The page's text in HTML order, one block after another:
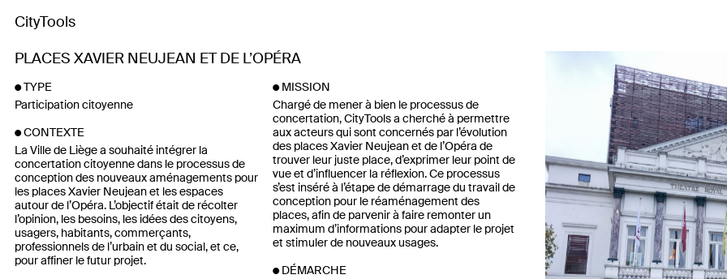
CityTools
PLACES XAVIER NEUJEAN ET DE L’OPÉRA
TYPE
Participation citoyenne
CONTEXTE
La Ville de Liège a souhaité intégrer la
concertation citoyenne dans le processus de
conception des nouveaux aménagements pour
les places Xavier Neujean et les espaces
autour de l’Opéra. L’objectif était de récolter
l’opinion, les besoins, les idées des citoyens,
usagers, habitants, commerçants,
professionnels de l’urbain et du social, et ce,
pour affiner le futur projet.
MISSION
Chargé de mener à bien le processus de
concertation, CityTools a cherché à permettre
aux acteurs qui sont concernés par l’évolution
des places Xavier Neujean et de l’Opéra de
trouver leur juste place, d’exprimer leur point de
vue et d’influencer la réflexion. Ce processus
s’est inséré à l’étape de démarrage du travail de
conception pour le réaménagement des
places, afin de parvenir à faire remonter un
maximum d’informations pour adapter le projet
et stimuler de nouveaux usages.
DÉMARCHE